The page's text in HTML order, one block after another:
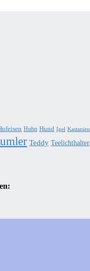
Huhn Hund Igel Kastanien
Teddy Teelichthalter